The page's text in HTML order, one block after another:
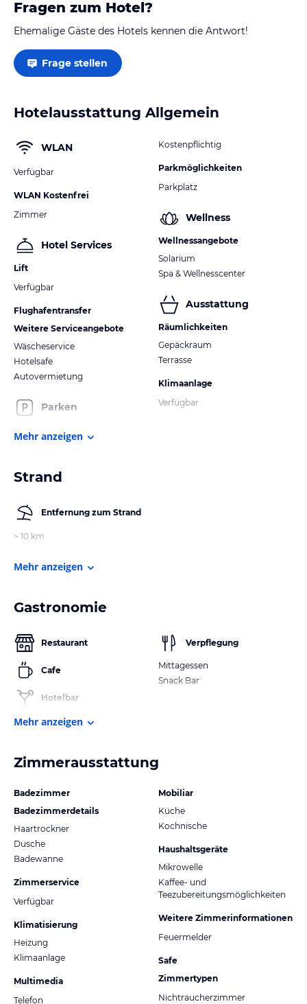
Fragen zum Hotel?
Ehemalige Gäste des Hotels kennen die Antwort!
Frage stellen
Hotelausstattung Allgemein
WLAN
Verfügbar
WLAN Kostenfrei
Zimmer
Hotel Services
Lift
Verfügbar
Flughafentransfer
Weitere Serviceangebote
Wäscheservice
Hotelsafe
Autovermietung
Parken
Kostenpflichtig
Parkmöglichkeiten
Parkplatz
Wellness
Wellnessangebote
Solarium
Spa & Wellnesscenter
Ausstattung
Räumlichkeiten
Gepäckraum
Terrasse
Klimaanlage
Verfügbar
Mehr anzeigen
Strand
Entfernung zum Strand
> 10 km
Mehr anzeigen
Gastronomie
Restaurant
Cafe
Hotelbar
Verpflegung
Mittagessen
Snack Bar
Mehr anzeigen
Zimmerausstattung
Badezimmer
Badezimmerdetails
Haartrockner
Dusche
Badewanne
Zimmerservice
Verfügbar
Klimatisierung
Heizung
Klimaanlage
Multimedia
Telefon
Mobiliar
Küche
Kochnische
Haushaltsgeräte
Mikrowelle
Kaffee- und
Teezubereitungsmöglichkeiten
Weitere Zimmerinformationen
Feuermelder
Safe
Zimmertypen
Nichtraucherzimmer